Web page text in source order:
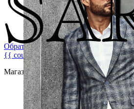
Обратная связь
{{ count }}
Магазин брендовой мужской одежды